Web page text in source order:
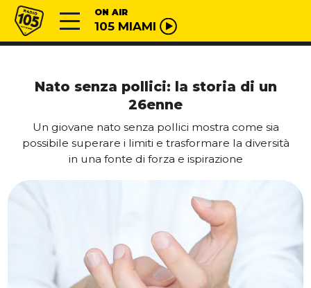
Vai al contenuto
Radio 105 ON AIR
105 MIAMI
Nato senza pollici: la storia di un
26enne
Un giovane nato senza pollici mostra come sia
possibile superare i limiti e trasformare la diversità
in una fonte di forza e ispirazione